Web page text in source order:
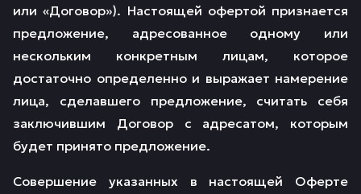
или «Договор»). Настоящей офертой признается
предложение, адресованное одному или
нескольким конкретным лицам, которое
достаточно определенно и выражает намерение
лица, сделавшего предложение, считать себя
заключившим Договор с адресатом, которым
будет принято предложение.
Совершение указанных в настоящей Оферте